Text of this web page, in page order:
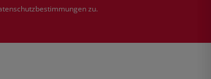
zu.